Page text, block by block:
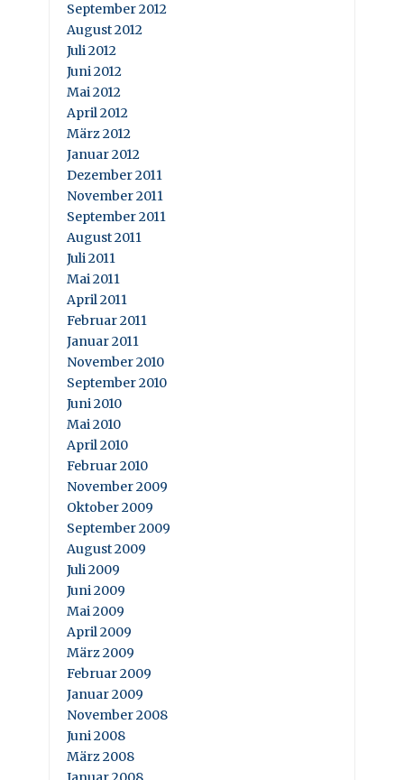
September 2012
August 2012
Juli 2012
Juni 2012
Mai 2012
April 2012
März 2012
Januar 2012
Dezember 2011
November 2011
September 2011
August 2011
Juli 2011
Mai 2011
April 2011
Februar 2011
Januar 2011
November 2010
September 2010
Juni 2010
Mai 2010
April 2010
Februar 2010
November 2009
Oktober 2009
September 2009
August 2009
Juli 2009
Juni 2009
Mai 2009
April 2009
März 2009
Februar 2009
Januar 2009
November 2008
Juni 2008
März 2008